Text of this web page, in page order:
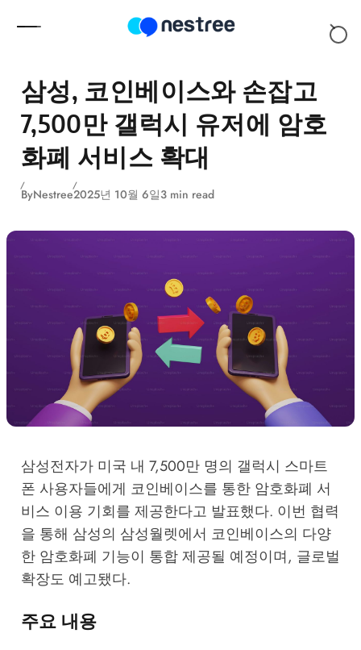
삼성, 코인베이스와 손잡고
7,500만 갤럭시 유저에 암호
화폐 서비스 확대
ByNestree2025년 10월 6일3 min read
삼성전자가 미국 내 7,500만 명의 갤럭시 스마트
폰 사용자들에게 코인베이스를 통한 암호화폐 서
비스 이용 기회를 제공한다고 발표했다. 이번 협력
을 통해 삼성의 삼성월렛에서 코인베이스의 다양
한 암호화폐 기능이 통합 제공될 예정이며, 글로벌
확장도 예고됐다.
주요 내용